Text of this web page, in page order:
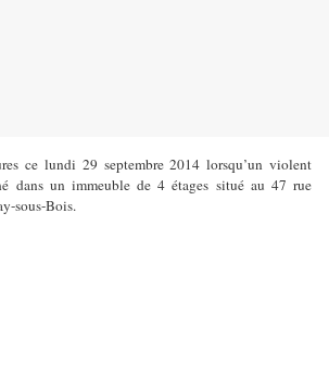
ce lundi 29 septembre 2014 lorsqu’un violent
dans un immeuble de 4 étages situé au 47 rue
sous-Bois.